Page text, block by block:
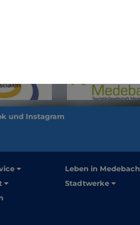
Leben in Medebach
Stadtwerke